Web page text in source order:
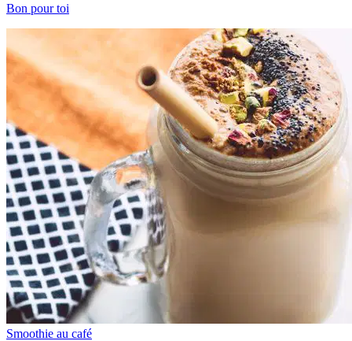
Bon pour toi
Smoothie au café